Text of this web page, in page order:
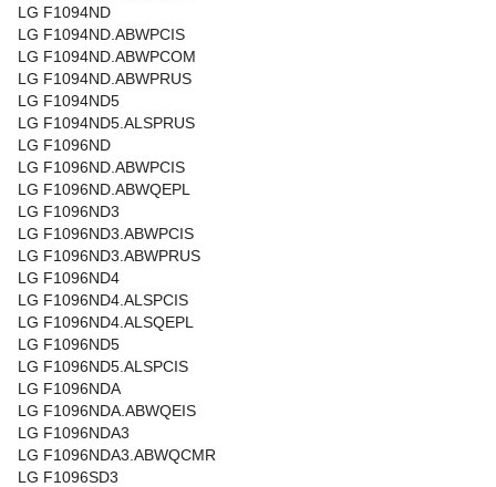
LG F1094ND
LG F1094ND.ABWPCIS
LG F1094ND.ABWPCOM
LG F1094ND.ABWPRUS
LG F1094ND5
LG F1094ND5.ALSPRUS
LG F1096ND
LG F1096ND.ABWPCIS
LG F1096ND.ABWQEPL
LG F1096ND3
LG F1096ND3.ABWPCIS
LG F1096ND3.ABWPRUS
LG F1096ND4
LG F1096ND4.ALSPCIS
LG F1096ND4.ALSQEPL
LG F1096ND5
LG F1096ND5.ALSPCIS
LG F1096NDA
LG F1096NDA.ABWQEIS
LG F1096NDA3
LG F1096NDA3.ABWQCMR
LG F1096SD3